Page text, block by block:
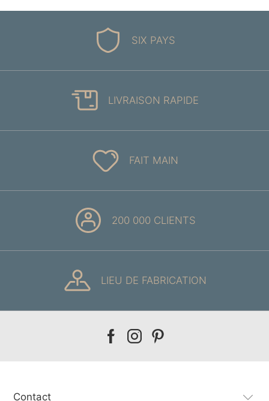
SIX PAYS
LIVRAISON RAPIDE
FAIT MAIN
200 000 CLIENTS
LIEU DE FABRICATION
Our
Our
Our
Contact